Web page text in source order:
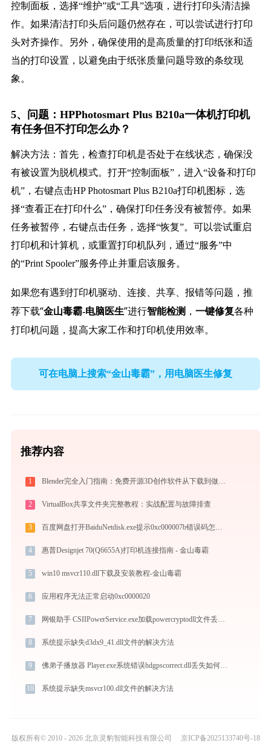
控制面板，选择“维护”或“工具”选项，进行打印头清洁操
作。如果清洁打印头后问题仍然存在，可以尝试进行打印
头对齐操作。另外，确保使用的是高质量的打印纸张和适
当的打印设置，以避免由于纸张质量问题导致的条纹现
象。
5、问题：HPPhotosmart Plus B210a一体机打印机
有任务但不打印怎么办？
解决方法：首先，检查打印机是否处于在线状态，确保没
有被设置为脱机模式。打开“控制面板”，进入“设备和打印
机”，右键点击HP Photosmart Plus B210a打印机图标，选
择“查看正在打印什么”，确保打印任务没有被暂停。如果
任务被暂停，右键点击任务，选择“恢复”。可以尝试重启
打印机和计算机，或重置打印机队列，通过“服务”中
的“Print Spooler”服务停止并重启该服务。
如果您有遇到打印机驱动、连接、共享、报错等问题，推
荐下载“金山毒霸-电脑医生”进行智能检测， 一键修复各种
打印机问题，提高大家工作和打印机使用效率。
可在电脑上搜索“金山毒霸”，用电脑医生修复
推荐内容
1 Blender完全入门指南：免费开源3D创作软件从下载到做出第一个作品（2026最新）
2 VirtualBox共享文件夹完整教程：实战配置与故障排查
3 百度网盘打开BaiduNetdisk.exe提示0xc000007b错误码怎么办
4 惠普Designjet 70(Q6655A)打印机连接指南 - 金山毒霸
5 win10 msvcr110.dll下载及安装教程-金山毒霸
6 应用程序无法正常启动0xc0000020
7 网银助手 CSIIPowerService.exe加载powercryptodll文件丢失处理办法
8 系统提示缺失d3dx9_41.dll文件的解决方法
9 佛弟子播放器 Player.exe系统错误hdgpscorrect.dll丢失如何解决
10 系统提示缺失msvcr100.dll文件的解决方法
版权所有© 2010 - 2026 北京灵豹智能科技有限公司 京ICP备2025133740号-18